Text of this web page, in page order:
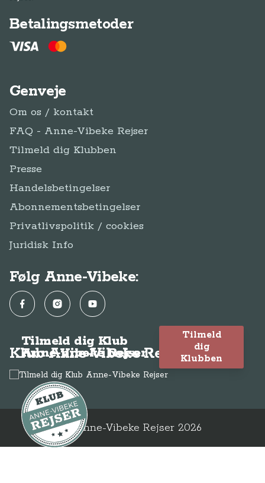
Betalingsmetoder
Genveje
Om os / kontakt
FAQ - Anne-Vibeke Rejser
Tilmeld dig Klubben
Presse
Handelsbetingelser
Abonnementsbetingelser
Privatlivspolitik / cookies
Juridisk Info
Følg Anne-Vibeke:
FacebookInstagramYouTube
Klub Anne-Vibeke Rejser
Tilmeld dig Klub
Anne-Vibeke Rejser
Tilmeld
dig
Klubben
© Anne-Vibeke Rejser 2026